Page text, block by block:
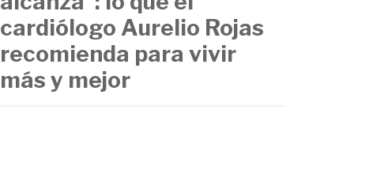
cardiólogo Aurelio Rojas
recomienda para vivir
más y mejor